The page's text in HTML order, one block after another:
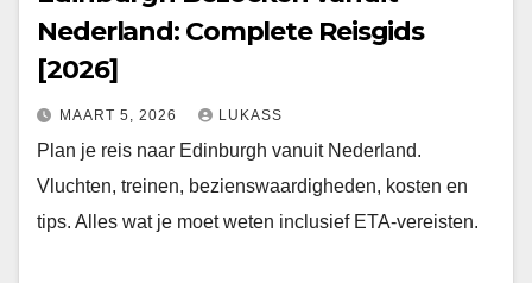
Nederland: Complete Reisgids
[2026]
MAART 5, 2026 LUKASS
Plan je reis naar Edinburgh vanuit Nederland.
Vluchten, treinen, bezienswaardigheden, kosten en
tips. Alles wat je moet weten inclusief ETA-vereisten.